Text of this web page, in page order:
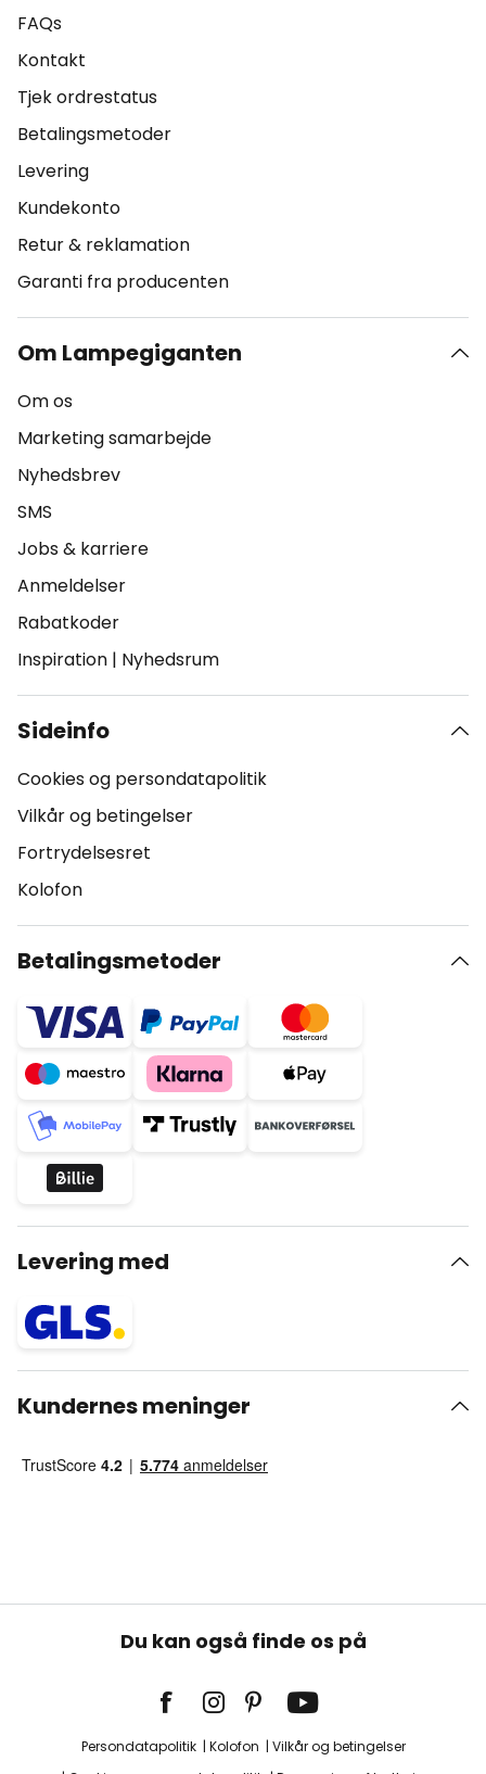
FAQs
Kontakt
Tjek ordrestatus
Betalingsmetoder
Levering
Kundekonto
Retur & reklamation
Garanti fra producenten
Om Lampegiganten
Om os
Marketing samarbejde
Nyhedsbrev
SMS
Jobs & karriere
Anmeldelser
Rabatkoder
Inspiration | Nyhedsrum
Sideinfo
Cookies og persondatapolitik
Vilkår og betingelser
Fortrydelsesret
Kolofon
Betalingsmetoder
Levering med
Kundernes meninger
Du kan også finde os på
Persondatapolitik Kolofon
Vilkår og betingelser